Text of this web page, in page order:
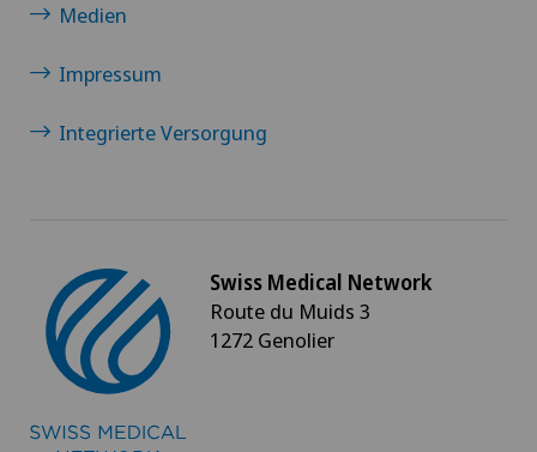
Medien
Impressum
Integrierte Versorgung
Swiss Medical Network
Route du Muids 3
1272 Genolier